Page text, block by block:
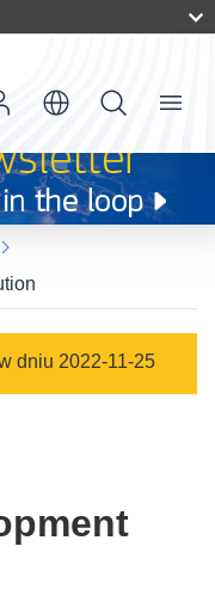
Menu
dniu 2022-11-25